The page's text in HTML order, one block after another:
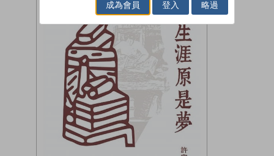
成為會員 登入 略過